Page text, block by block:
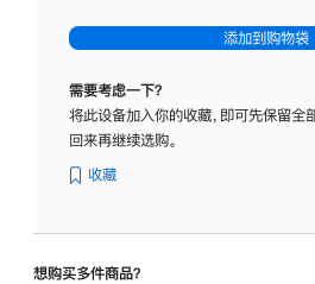
-
标
璃
添加到购物袋
需要考虑一下？
将此设备加入你的收藏，即可先保留全
回来再继续选购。
收藏
想购买多件商品？